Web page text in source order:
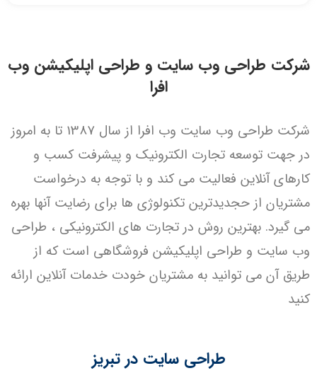
شرکت طراحی وب سایت و طراحی اپلیکیشن وب
افرا
شرکت طراحی وب سایت وب افرا از سال 1387 تا به امروز
در جهت توسعه تجارت الکترونیک و پیشرفت کسب و
کارهای آنلاین فعالیت می کند و با توجه به درخواست
مشتریان از حجدیدترین تکنولوژی ها برای رضایت آنها بهره
می گیرد. ​بهترین روش در تجارت های الکترونیکی ، طراحی
وب سایت و طراحی اپلیکیشن فروشگاهی است که از
طریق آن می توانید به مشتریان خودت خدمات آنلاین ارائه
کنید
طراحی سایت در تبریز